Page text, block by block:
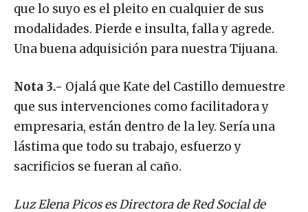
que lo suyo es el pleito en cualquier de sus
modalidades. Pierde e insulta, falla y agrede.
Una buena adquisición para nuestra Tijuana.
Nota 3.- Ojalá que Kate del Castillo demuestre
que sus intervenciones como facilitadora y
empresaria, están dentro de la ley. Sería una
lástima que todo su trabajo, esfuerzo y
sacrificios se fueran al caño.
Luz Elena Picos es Directora de Red Social de